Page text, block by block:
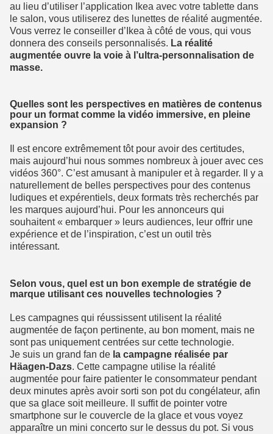
au lieu d’utiliser l’application Ikea avec votre tablette dans
le salon, vous utiliserez des lunettes de réalité augmentée.
Vous verrez le conseiller d’Ikea à côté de vous, qui vous
donnera des conseils personnalisés. La réalité
augmentée ouvre la voie à l’ultra-personnalisation de
masse.
Quelles sont les perspectives en matières de contenus
pour un format comme la vidéo immersive, en pleine
expansion ?
Il est encore extrêmement tôt pour avoir des certitudes,
mais aujourd’hui nous sommes nombreux à jouer avec ces
vidéos 360°. C’est amusant à manipuler et à regarder. Il y a
naturellement de belles perspectives pour des contenus
ludiques et expérentiels, deux formats très recherchés par
les marques aujourd’hui. Pour les annonceurs qui
souhaitent « embarquer » leurs audiences, leur offrir une
expérience et de l’inspiration, c’est un outil très
intéressant.
Selon vous, quel est un bon exemple de stratégie de
marque utilisant ces nouvelles technologies ?
Les campagnes qui réussissent utilisent la réalité
augmentée de façon pertinente, au bon moment, mais ne
sont pas uniquement centrées sur cette technologie.
Je suis un grand fan de la campagne réalisée par
Häagen-Dazs. Cette campagne utilise la réalité
augmentée pour faire patienter le consommateur pendant
deux minutes après avoir sorti son pot du congélateur, afin
que sa glace soit meilleure. Il suffit de pointer votre
smartphone sur le couvercle de la glace et vous voyez
apparaître un mini concerto sur le dessus du pot. Si vous